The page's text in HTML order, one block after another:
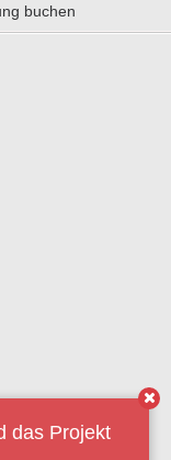
buchen
das Projekt